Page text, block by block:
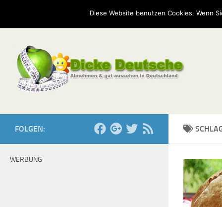
Kontakt Serien Umfragen
FOLGEN:
WERBUNG
Diese Website benutzen Cookies. Wenn